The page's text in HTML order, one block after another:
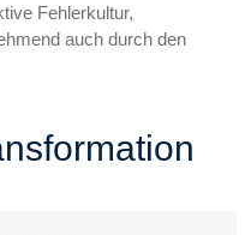
Fehlerkultur,
auch durch den